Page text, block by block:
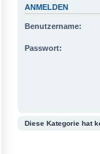
ANMELDEN
Benutzername:
Passwort:
Diese Kategorie hat